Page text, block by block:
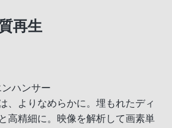
再生
ハンサー
、よりなめらかに。埋もれたディ
高精細に。映像を解析して画素単